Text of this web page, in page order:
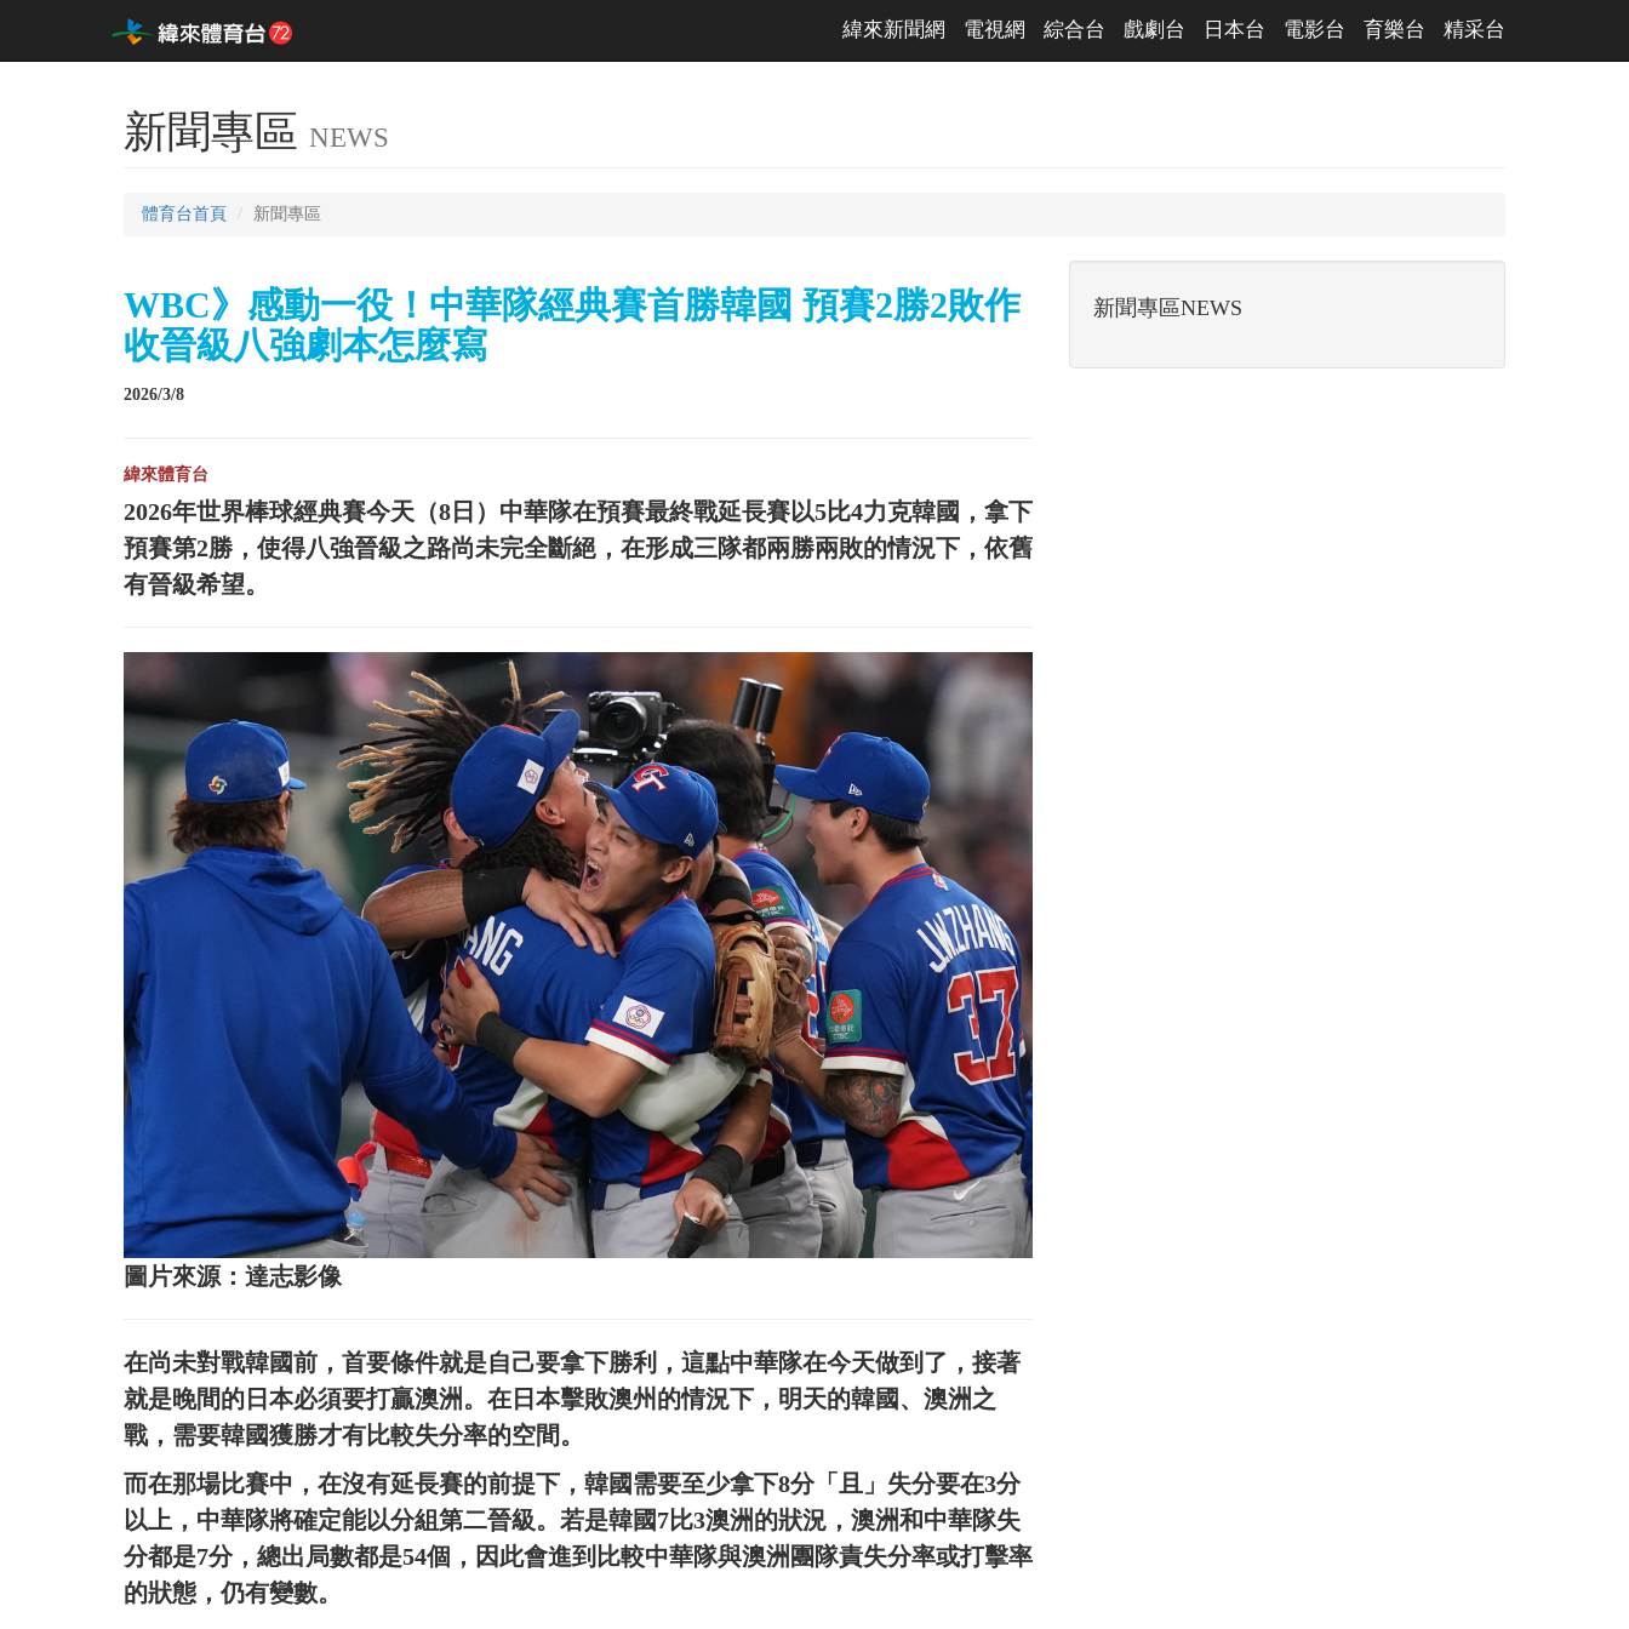
緯來新聞網 電視網 綜合台 戲劇台 日本台 電影台 育樂台 精采台
新聞專區 NEWS
體育台首頁 新聞專區
WBC》感動一役！中華隊經典賽首勝韓國 預賽2勝2敗作
收晉級八強劇本怎麼寫
2026/3/8
緯來體育台
2026年世界棒球經典賽今天（8日）中華隊在預賽最終戰延長賽以5比4力克韓國，拿下
預賽第2勝，使得八強晉級之路尚未完全斷絕，在形成三隊都兩勝兩敗的情況下，依舊
有晉級希望。
圖片來源：達志影像
在尚未對戰韓國前，首要條件就是自己要拿下勝利，這點中華隊在今天做到了，接著
就是晚間的日本必須要打贏澳洲。在日本擊敗澳州的情況下，明天的韓國、澳洲之
戰，需要韓國獲勝才有比較失分率的空間。
而在那場比賽中，在沒有延長賽的前提下，韓國需要至少拿下8分「且」失分要在3分
以上，中華隊將確定能以分組第二晉級。若是韓國7比3澳洲的狀況，澳洲和中華隊失
分都是7分，總出局數都是54個，因此會進到比較中華隊與澳洲團隊責失分率或打擊率
的狀態，仍有變數。
新聞專區NEWS